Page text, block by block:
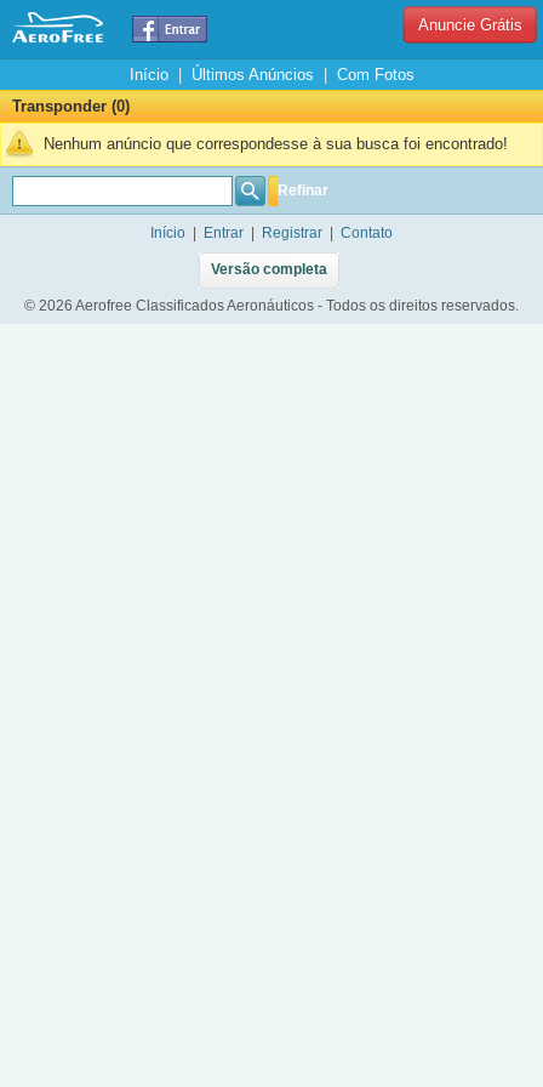
Anuncie Grátis
Início| Últimos Anúncios
Com Fotos
Transponder (0)
Nenhum anúncio que correspondesse à sua busca foi encontrado!
Refinar
Início Entrar Registrar Contato
Versão completa
© 2026 Aerofree Classificados Aeronáuticos - Todos os direitos reservados.